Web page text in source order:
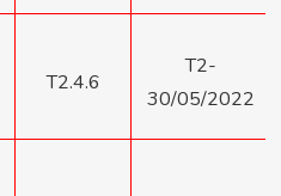
T2.4.6
T2-
30/05/2022